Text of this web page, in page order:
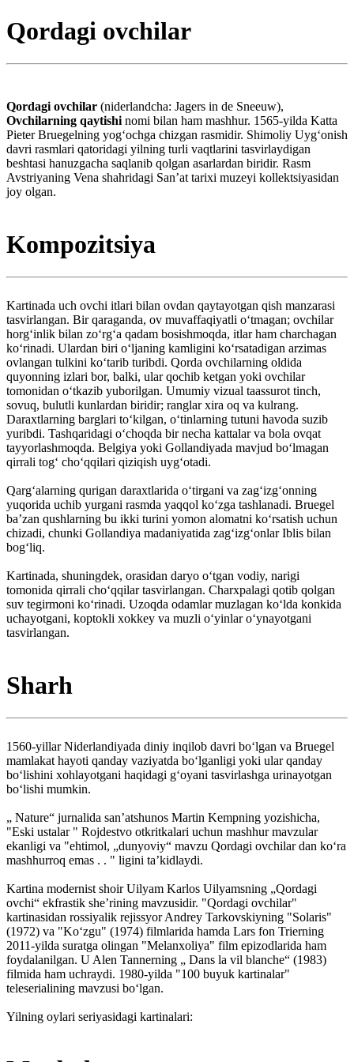
Qordagi ovchilar
Qordagi ovchilar (niderlandcha: Jagers in de Sneeuw),
Ovchilarning qaytishi nomi bilan ham mashhur. 1565-yilda Katta
Pieter Bruegelning yogʻochga chizgan rasmidir. Shimoliy Uygʻonish
davri rasmlari qatoridagi yilning turli vaqtlarini tasvirlaydigan
beshtasi hanuzgacha saqlanib qolgan asarlardan biridir. Rasm
Avstriyaning Vena shahridagi Sanʼat tarixi muzeyi kollektsiyasidan
joy olgan.
Kompozitsiya
Kartinada uch ovchi itlari bilan ovdan qaytayotgan qish manzarasi
tasvirlangan. Bir qaraganda, ov muvaffaqiyatli oʻtmagan; ovchilar
horgʻinlik bilan zoʻrgʻa qadam bosishmoqda, itlar ham charchagan
koʻrinadi. Ulardan biri oʻljaning kamligini koʻrsatadigan arzimas
ovlangan tulkini koʻtarib turibdi. Qorda ovchilarning oldida
quyonning izlari bor, balki, ular qochib ketgan yoki ovchilar
tomonidan oʻtkazib yuborilgan. Umumiy vizual taassurot tinch,
sovuq, bulutli kunlardan biridir; ranglar xira oq va kulrang.
Daraxtlarning barglari toʻkilgan, oʻtinlarning tutuni havoda suzib
yuribdi. Tashqaridagi oʻchoqda bir necha kattalar va bola ovqat
tayyorlashmoqda. Belgiya yoki Gollandiyada mavjud boʻlmagan
qirrali togʻ choʻqqilari qiziqish uygʻotadi.
Qargʻalarning qurigan daraxtlarida oʻtirgani va zagʻizgʻonning
yuqorida uchib yurgani rasmda yaqqol koʻzga tashlanadi. Bruegel
baʼzan qushlarning bu ikki turini yomon alomatni koʻrsatish uchun
chizadi, chunki Gollandiya madaniyatida zagʻizgʻonlar Iblis bilan
bogʻliq.
Kartinada, shuningdek, orasidan daryo oʻtgan vodiy, narigi
tomonida qirrali choʻqqilar tasvirlangan. Charxpalagi qotib qolgan
suv tegirmoni koʻrinadi. Uzoqda odamlar muzlagan koʻlda konkida
uchayotgani, koptokli xokkey va muzli oʻyinlar oʻynayotgani
tasvirlangan.
Sharh
1560-yillar Niderlandiyada diniy inqilob davri boʻlgan va Bruegel
mamlakat hayoti qanday vaziyatda boʻlganligi yoki ular qanday
boʻlishini xohlayotgani haqidagi gʻoyani tasvirlashga urinayotgan
boʻlishi mumkin.
„ Nature“ jurnalida sanʼatshunos Martin Kempning yozishicha,
"Eski ustalar " Rojdestvo otkritkalari uchun mashhur mavzular
ekanligi va "ehtimol, „dunyoviy“ mavzu Qordagi ovchilar dan koʻra
mashhurroq emas . . " ligini taʼkidlaydi.
Kartina modernist shoir Uilyam Karlos Uilyamsning „Qordagi
ovchi“ ekfrastik sheʼrining mavzusidir. "Qordagi ovchilar"
kartinasidan rossiyalik rejissyor Andrey Tarkovskiyning "Solaris"
(1972) va "Koʻzgu" (1974) filmlarida hamda Lars fon Trierning
2011-yilda suratga olingan "Melanxoliya" film epizodlarida ham
foydalanilgan. U Alen Tannerning „ Dans la vil blanche“ (1983)
filmida ham uchraydi. 1980-yilda "100 buyuk kartinalar"
teleserialining mavzusi boʻlgan.
Yilning oylari seriyasidagi kartinalari: